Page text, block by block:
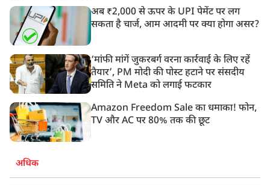
अब ₹2,000 से ऊपर के UPI पेमेंट पर लग
सकता है चार्ज, आम आदमी पर क्या होगा असर?
‘मांफी मांगें जुकरबर्ग वरना कार्रवाई के लिए रहें
तैयार’, PM मोदी की पोस्ट हटाने पर संसदीय
समिति ने Meta को लगाई फटकार
Amazon Freedom Sale का धमाका! फोन,
TV और AC पर 80% तक की छूट
अधिक